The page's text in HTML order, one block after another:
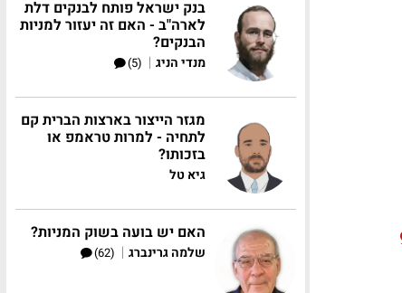
בנק ישראל פותח לבנקים דלת
לארה"ב - האם זה יעזור למניות
הבנקים?
מנדי הניג |
(5)
מגזר הייצור בארצות הברית קם
לתחיה - למרות טראמפ או
בזכותו?
גיא טל
האם יש בועה בשוק המניות?
שלמה גרינברג |
(62)